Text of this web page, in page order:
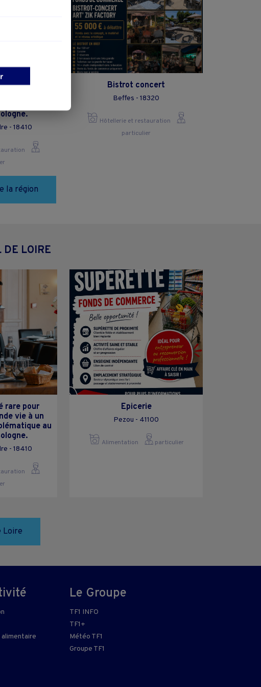
pour
- 18410
Bistrot concert
Beffes - 18320
Hôtellerie et restauration
particulier
la région
DE LOIRE
rare pour
vie à un
au
- 18410
Epicerie
Pezou - 41100
Alimentation particulier
Loire
Le Groupe
TF1 INFO
TF1+
Météo TF1
Groupe TF1